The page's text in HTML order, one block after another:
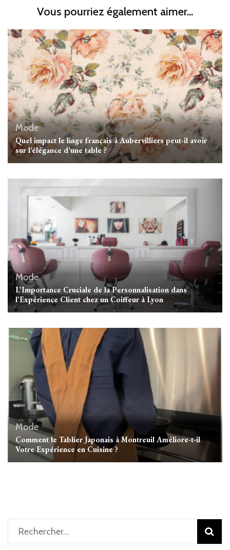
Vous pourriez également aimer...
Mode
Quel impact le linge français à Aubervilliers peut-il avoir
sur l’élégance d’une table ?
Mode
L’Importance Cruciale de la Personnalisation dans
l’Expérience Client chez un Coiffeur à Lyon
Mode
Comment le Tablier Japonais à Montreuil Améliore-t-il
Votre Expérience en Cuisine ?
Rechercher :